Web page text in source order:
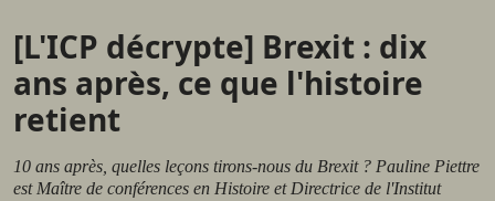
[L'ICP décrypte] Brexit : dix
ans après, ce que l'histoire
retient
10 ans après, quelles leçons tirons-nous du Brexit ? Pauline Piettre
est Maître de conférences en Histoire et Directrice de l'Institut